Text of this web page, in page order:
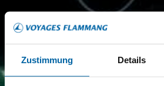
Zustimmung Details